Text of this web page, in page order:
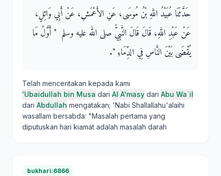
حَدَّثَنَا عُبَيْدُ اللَّهِ بْنُ مُوسَى، عَنِ الأَعْمَشِ، عَنْ أَبِي وَائِلٍ،
عَنْ عَبْدِ اللَّهِ، قَالَ قَالَ النَّبِيُّ صلى الله عليه وسلم ‏ "‏ أَوَّلُ مَا
يُقْضَى بَيْنَ النَّاسِ فِي الدِّمَاءِ ‏"‏‏.‏
Telah menceritakan kepada kami
'Ubaidullah bin Musa dari Al A'masy dari Abu Wa`il
dari Abdullah mengatakan; 'Nabi Shallallahu'alaihi
wasallam bersabda: "Masalah pertama yang
diputuskan hari kiamat adalah masalah darah
bukhari:6866